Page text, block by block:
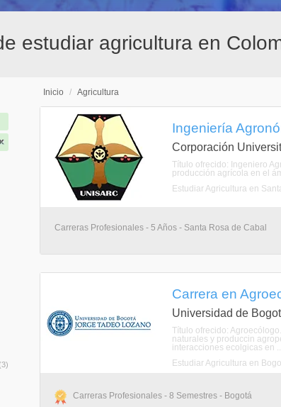
estudiar agricultura en
(3)
Inicio / Agricultura
Ingeniería
Corporación
Título ofrecido: Ingeniero
producción agrícola en el
Estudiar Agricultura en
Carreras Profesionales - 5 Años - Santa Rosa de Cabal
Carrera en
Universidad de
Título ofrecido:
naturales y produccin
interacciones ecolgicas en
Estudiar Agricultura en
Carreras Profesionales - 8 Semestres - Bogotá